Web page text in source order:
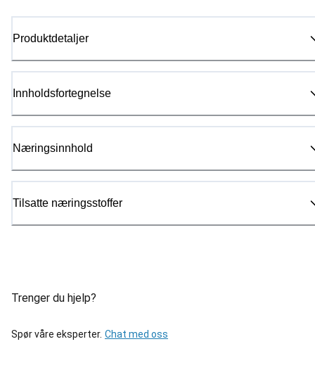
Produktdetaljer
Innholdsfortegnelse
Næringsinnhold
Tilsatte næringsstoffer
Trenger du hjelp?
Spør våre eksperter. Chat med oss